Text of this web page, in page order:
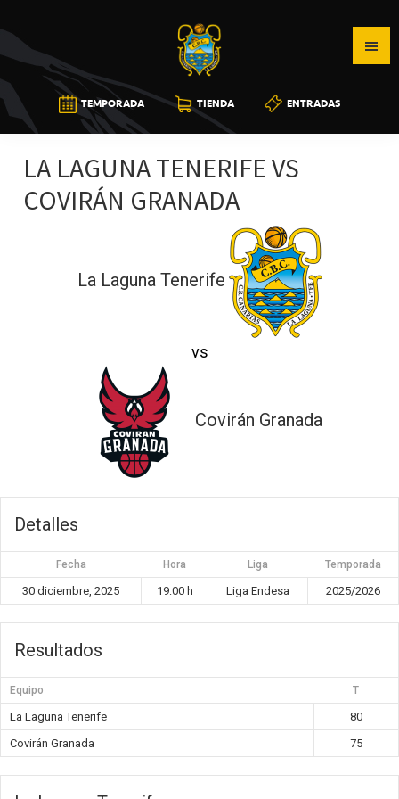
a
la
navegación
principal
al
contenido
principal
a
la
barra
lateral
principal
CB
CANARIAS
TEMPORADA TIENDA ENTRADAS
LA LAGUNA TENERIFE VS
COVIRÁN GRANADA
La Laguna Tenerife
vs
Covirán Granada
Detalles
Fecha Hora Liga Temporada
30 diciembre, 2025 19:00 h Liga Endesa 2025/2026
Resultados
Equipo T
La Laguna Tenerife
80
Covirán Granada
75